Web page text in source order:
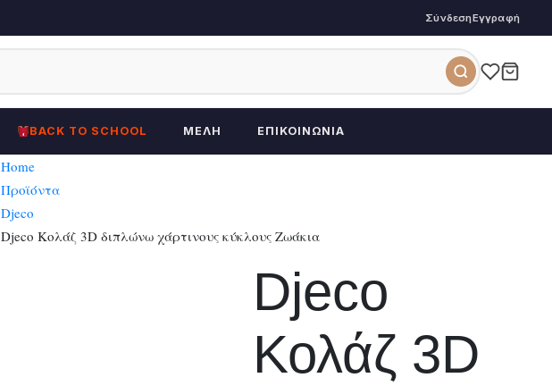
ΣύνδεσηΕγγραφή
BACK TO SCHOOL ΜΈΛΗ ΕΠΙΚΟΙΝΩΝΊΑ
Home
Προϊόντα
Djeco
Djeco Κολάζ 3D διπλώνω χάρτινους κύκλους Ζωάκια
Djeco
Κολάζ 3D